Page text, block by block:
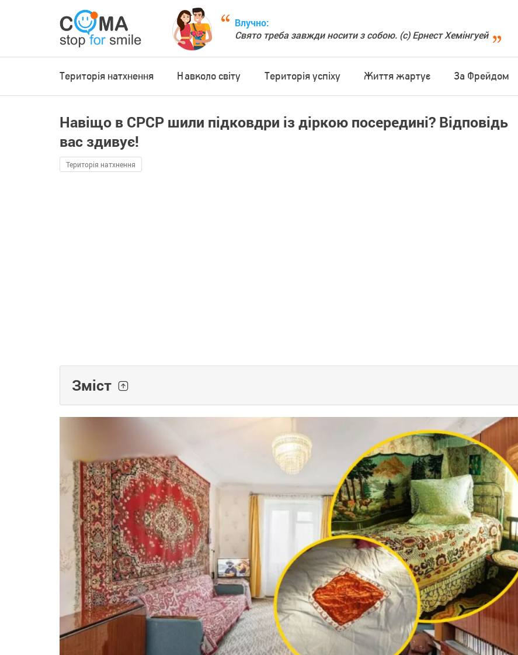
Влучно:
Свято треба завжди носити з собою. (с) Ернест Хемінгуей
Територія натхнення Навколо світу Територія успіху Життя жартує За Фрейдом
Навіщо в СРСР шили підковдри із діркою посередині? Відповідь
вас здивує!
Територія натхнення
Зміст